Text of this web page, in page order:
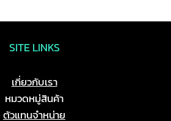
SITE LINKS
เกี่ยวกับเรา
หมวดหมู่สินค้า
ตัวแทนจำหน่าย